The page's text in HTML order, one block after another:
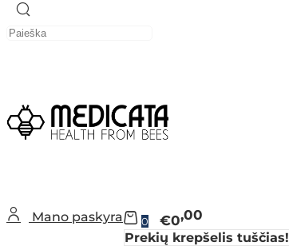
Mano paskyra 0 €0 00
Prekių krepšelis tuščias!